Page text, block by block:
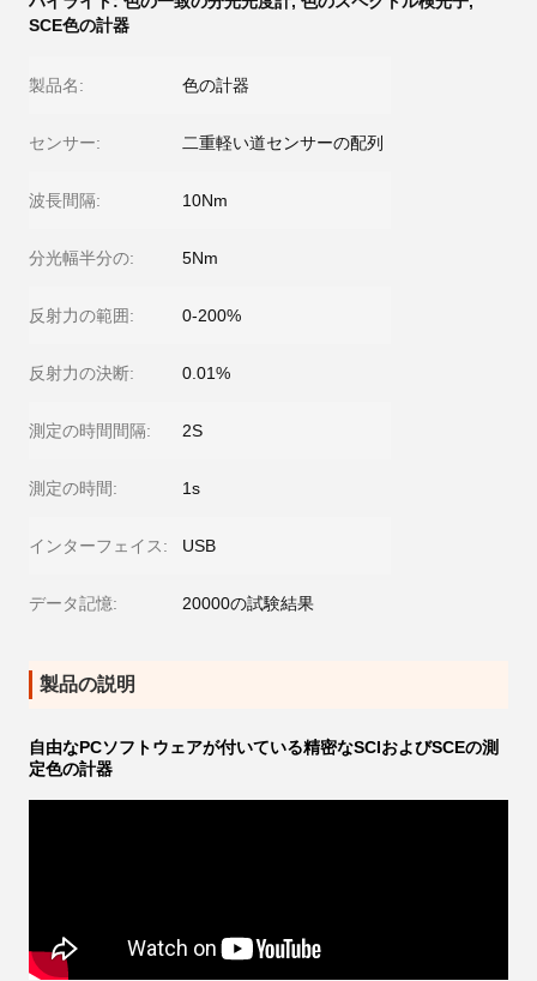
SCE色の計器
製品名: 色の計器
センサー: 二重軽い道センサーの配列
波長間隔: 10Nm
分光幅半分の: 5Nm
反射力の範囲: 0-200%
反射力の決断: 0.01%
測定の時間間隔: 2S
測定の時間: 1s
インターフェイス: USB
データ記憶: 20000の試験結果
製品の説明
自由なPCソフトウェアが付いている精密なSCIおよびSCEの測
定色の計器